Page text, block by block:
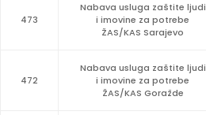
473
Nabava usluga zaštite ljudi
i imovine za potrebe
ŽAS/KAS Sarajevo
472
Nabava usluga zaštite ljudi
i imovine za potrebe
ŽAS/KAS Goražde